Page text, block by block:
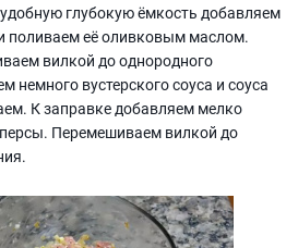
глубокую ёмкость добавляем
поливаем её оливковым маслом.
вилкой до однородного
немного вустерского соуса и соуса
К заправке добавляем мелко
Перемешиваем вилкой до